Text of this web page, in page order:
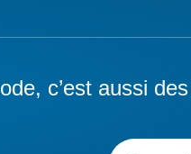
c’est aussi